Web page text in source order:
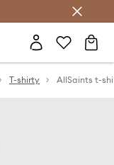
T-shirty